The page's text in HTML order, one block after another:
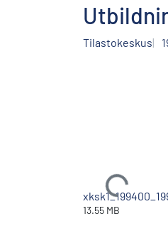
Tilastokeskus
Ladataan...
13.55 MB